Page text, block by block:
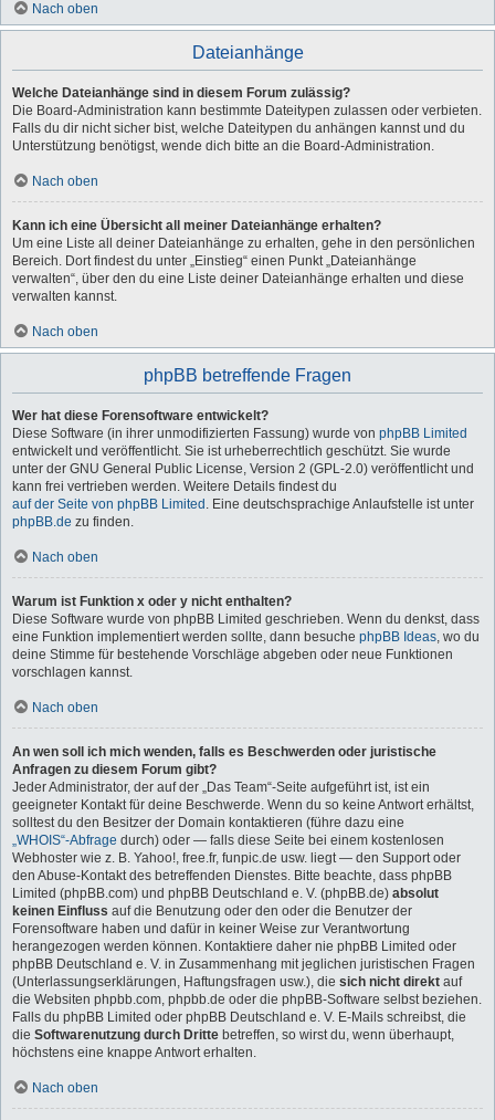
Nach oben
Dateianhänge
Welche Dateianhänge sind in diesem Forum zulässig?
Die Board-Administration kann bestimmte Dateitypen zulassen oder verbieten.
Falls du dir nicht sicher bist, welche Dateitypen du anhängen kannst und du
Unterstützung benötigst, wende dich bitte an die Board-Administration.
Nach oben
Kann ich eine Übersicht all meiner Dateianhänge erhalten?
Um eine Liste all deiner Dateianhänge zu erhalten, gehe in den persönlichen
Bereich. Dort findest du unter „Einstieg“ einen Punkt „Dateianhänge
verwalten“, über den du eine Liste deiner Dateianhänge erhalten und diese
verwalten kannst.
Nach oben
phpBB betreffende Fragen
Wer hat diese Forensoftware entwickelt?
Diese Software (in ihrer unmodifizierten Fassung) wurde von phpBB Limited
entwickelt und veröffentlicht. Sie ist urheberrechtlich geschützt. Sie wurde
unter der GNU General Public License, Version 2 (GPL-2.0) veröffentlicht und
kann frei vertrieben werden. Weitere Details findest du
auf der Seite von phpBB Limited . Eine deutschsprachige Anlaufstelle ist unter
phpBB.de zu finden.
Nach oben
Warum ist Funktion x oder y nicht enthalten?
Diese Software wurde von phpBB Limited geschrieben. Wenn du denkst, dass
eine Funktion implementiert werden sollte, dann besuche phpBB Ideas, wo du
deine Stimme für bestehende Vorschläge abgeben oder neue Funktionen
vorschlagen kannst.
Nach oben
An wen soll ich mich wenden, falls es Beschwerden oder juristische
Anfragen zu diesem Forum gibt?
Jeder Administrator, der auf der „Das Team“-Seite aufgeführt ist, ist ein
geeigneter Kontakt für deine Beschwerde. Wenn du so keine Antwort erhältst,
solltest du den Besitzer der Domain kontaktieren (führe dazu eine
„WHOIS“-Abfrage durch) oder — falls diese Seite bei einem kostenlosen
Webhoster wie z. B. Yahoo!, free.fr, funpic.de usw. liegt — den Support oder
den Abuse-Kontakt des betreffenden Dienstes. Bitte beachte, dass phpBB
Limited (phpBB.com) und phpBB Deutschland e. V. (phpBB.de) absolut
keinen Einfluss auf die Benutzung oder den oder die Benutzer der
Forensoftware haben und dafür in keiner Weise zur Verantwortung
herangezogen werden können. Kontaktiere daher nie phpBB Limited oder
phpBB Deutschland e. V. in Zusammenhang mit jeglichen juristischen Fragen
(Unterlassungserklärungen, Haftungsfragen usw.), die sich nicht direkt auf
die Websiten phpbb.com, phpbb.de oder die phpBB-Software selbst beziehen.
Falls du phpBB Limited oder phpBB Deutschland e. V. E-Mails schreibst, die
die Softwarenutzung durch Dritte betreffen, so wirst du, wenn überhaupt,
höchstens eine knappe Antwort erhalten.
Nach oben